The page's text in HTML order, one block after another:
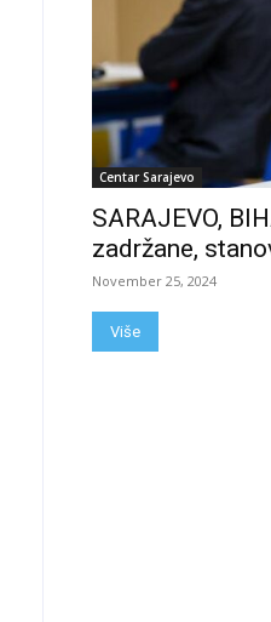
Centar Sarajevo
SARAJEVO,
zadržane,
November 25, 2024
Više